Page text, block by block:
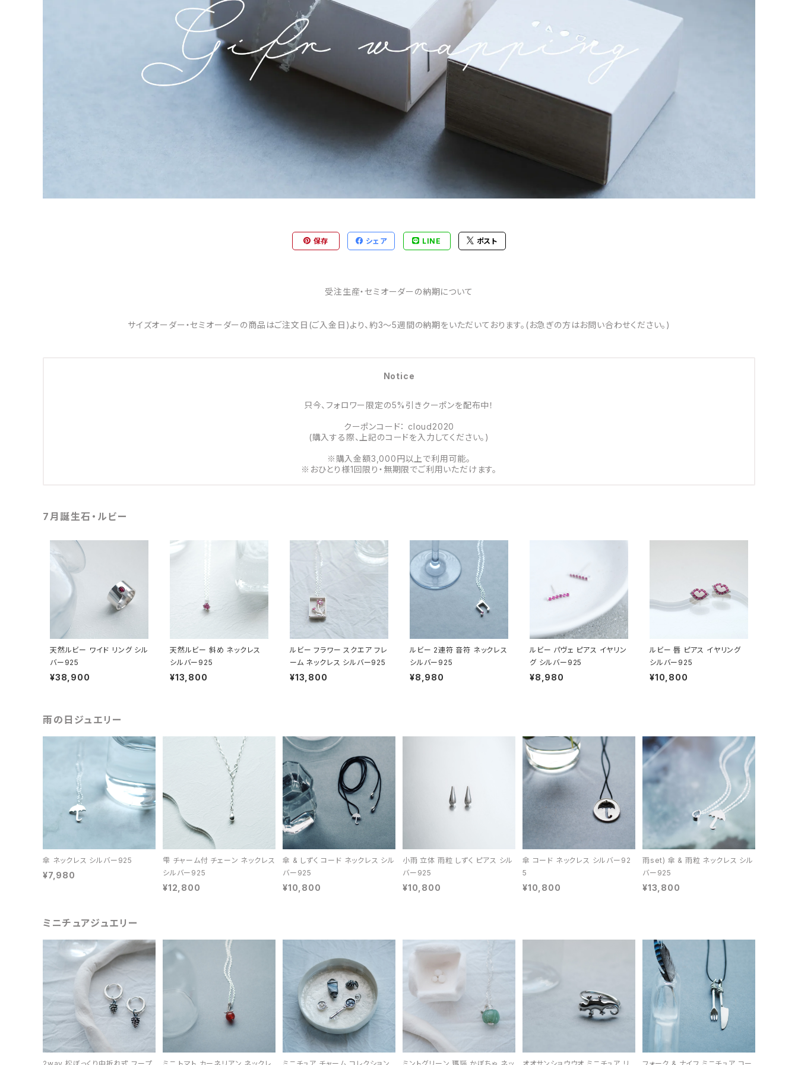
保存 シェア LINE ポスト
受注生産・セミオーダーの納期について
サイズオーダー・セミオーダーの商品はご注文日(ご入金日)より、約3～5週間の納期をいただいております。(お急ぎの方はお問い合わせください。)
Notice
只今、フォロワー限定の5%引きクーポンを配布中！
クーポンコード： cloud2020
(購入する際、上記のコードを入力してください。)
※購入金額3,000円以上で利用可能。
※おひとり様1回限り・無期限でご利用いただけます。
7月誕生石・ルビー
天然ルビー ワイド リング シル
バー925
¥38,900
天然ルビー 斜め ネックレス
シルバー925
¥13,800
ルビー フラワー スクエア フレ
ーム ネックレス シルバー925
¥13,800
ルビー 2連符 音符 ネックレス
シルバー925
¥8,980
ルビー パヴェ ピアス イヤリン
グ シルバー925
¥8,980
ルビー 唇 ピアス イヤリング
シルバー925
¥10,800
雨の日ジュエリー
傘 ネックレス シルバー925
¥7,980
雫 チャーム付 チェーン ネックレス
シルバー925
¥12,800
傘 & しずく コード ネックレス シル
バー925
¥10,800
小雨 立体 雨粒 しずく ピアス シル
バー925
¥10,800
傘 コード ネックレス シルバー92
5
¥10,800
雨set) 傘 & 雨粒 ネックレス シル
バー925
¥13,800
ミニチュアジュエリー